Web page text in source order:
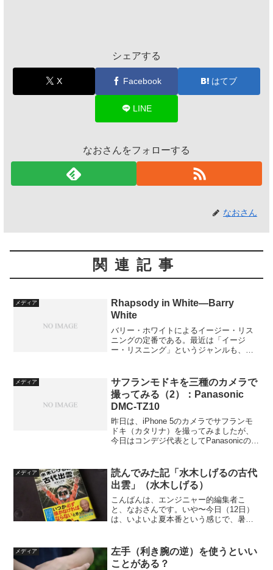
シェアする
X Facebook はてブ
LINE
なおさんをフォローする
なおさん
関連記事
メディア
Rhapsody in White―Barry
White
バリー・ホワイトによるイージー・リス
ニングの定番である。最近は「イージ
ー・リスニング」というジャンルも、つ
Theme）」を含む名盤である。
メディア
サフランモドキを三種のカメラで
撮ってみる（2）：Panasonic
DMC-TZ10
昨日は、iPhone 5のカメラでサフランモ
ドキ（カタリナ）を撮ってみましたが、
今日はコンデジ代表としてPanasonicの
ですが、典型的な性能を持っているもの
で...
メディア
読んでみた記「水木しげるの古代
出雲」（水木しげる）
こんばんは、エンジニャー的編集者こ
と、なおさんです。いや〜今日（12日）
は、いよいよ夏本番という感じで、暑い
て、午後もひたすら歩いて、帰ってきて
お風呂でスッキリ＆ビール...
メディア
左手（利き腕の逆）を使うといい
ことがある？